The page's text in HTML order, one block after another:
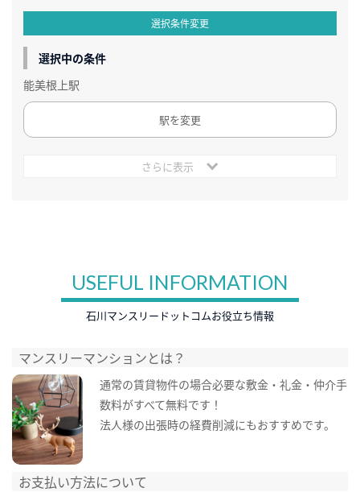
選択条件変更
選択中の条件
能美根上駅
駅を変更
さらに表示
USEFUL INFORMATION
石川マンスリードットコムお役立ち情報
マンスリーマンションとは？
通常の賃貸物件の場合必要な敷金・礼金・仲介手
数料がすべて無料です！
法人様の出張時の経費削減にもおすすめです。
お支払い方法について